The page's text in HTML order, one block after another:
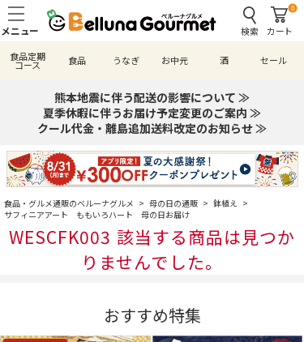
検索
0
カート
食品定期
コース 食品 うなぎ お中元 酒 セール
熊本地震に伴う配送の影響について ≫
夏季休暇に伴うお届け予定変更のご案内 ≫
クール代金・離島追加送料改定のお知らせ ≫
食品・グルメ通販のベルーナグルメ > 母の日の通販 > 鉢植え
>
サフィニアアート ももいろハート 母の日お届け
WESCFK003 該当する商品は見つか
りませんでした。
おすすめ特集